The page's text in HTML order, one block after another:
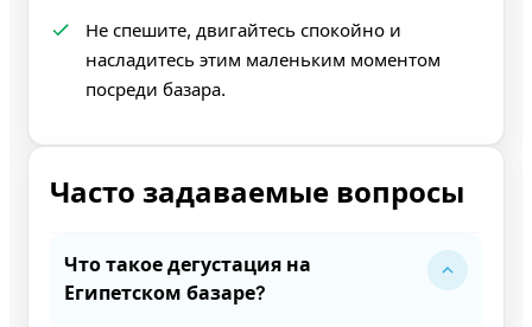
Не спешите, двигайтесь спокойно и
насладитесь этим маленьким моментом
посреди базара.
Часто задаваемые вопросы
Что такое дегустация на
Египетском базаре?